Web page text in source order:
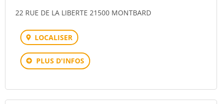
22 RUE DE LA LIBERTE 21500 MONTBARD
LOCALISER
PLUS D'INFOS